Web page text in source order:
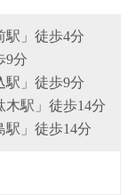
駅」徒歩4分
9分
駅」徒歩9分
木駅」徒歩14分
駅」徒歩14分